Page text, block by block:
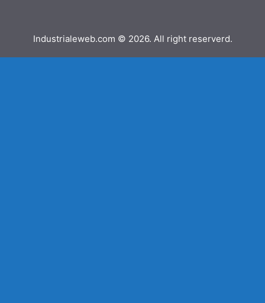
Industrialeweb.com © 2026. All right reserverd.